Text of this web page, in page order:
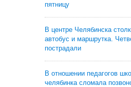
пятницу
В центре Челябинска
автобус и маршрутка.
пострадали
В отношении педагогов
челябинка сломала